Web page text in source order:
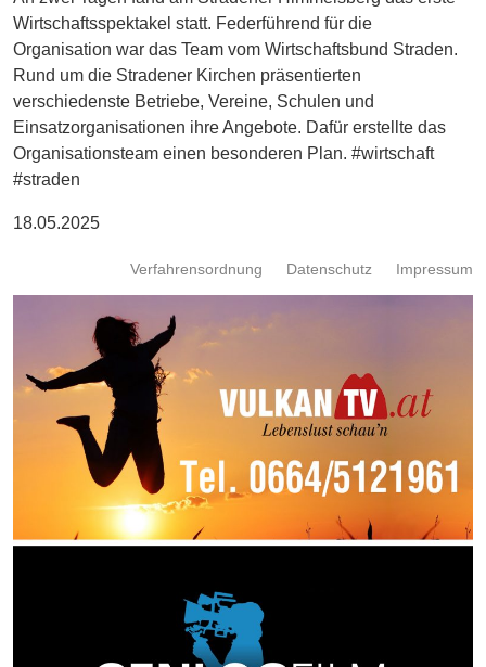
Energie
Schnöll
gfrogt
Zonen
Podcast
Wirtschaftsspektakel statt. Federführend für die
Organisation war das Team vom Wirtschaftsbund Straden.
Rund um die Stradener Kirchen präsentierten
verschiedenste Betriebe, Vereine, Schulen und
Einsatzorganisationen ihre Angebote. Dafür erstellte das
Organisationsteam einen besonderen Plan. #wirtschaft
#straden
18.05.2025
Impressum
Datenschutz
Verfahrensordnung